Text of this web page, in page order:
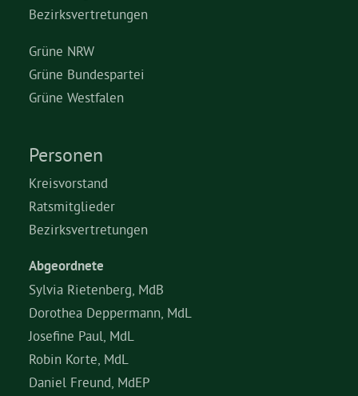
Bezirksvertretungen
Grüne NRW
Grüne Bundespartei
Grüne Westfalen
Personen
Kreisvorstand
Ratsmitglieder
Bezirksvertretungen
Abgeordnete
Sylvia Rietenberg, MdB
Dorothea Deppermann, MdL
Josefine Paul, MdL
Robin Korte, MdL
Daniel Freund, MdEP